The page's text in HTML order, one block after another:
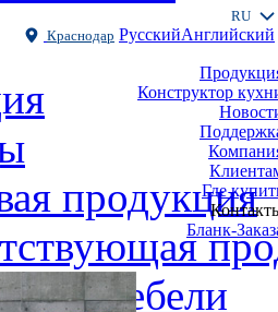
Краснодар
RU
РусскийАнглийский
Конструктор
Где
Бланк-
продукция
мебели